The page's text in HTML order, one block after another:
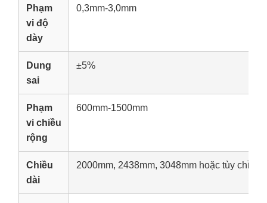
Phạm
vi độ
dày
0,3mm-3,0mm
Dung
sai
±5%
Phạm
vi chiều
rộng
600mm-1500mm
Chiều
dài
2000mm, 2438mm, 3048mm hoặc tùy chỉnh